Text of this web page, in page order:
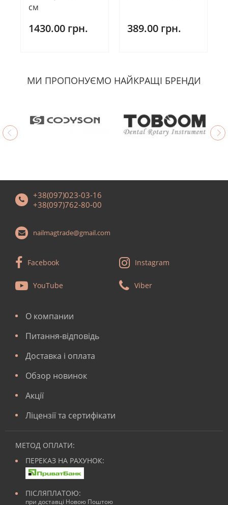
см
1430.00 грн. 389.00 грн.
МИ ПРОПОНУЄМО НАЙКРАЩІ БРЕНДИ
+38(097)023-03-16
+38(097)762-80-00
nailmagtrade@gmail.com
Facebook Instagram
YouTube Viber
О компании
Питання-відповідь
Доставка і оплата
Обзор новинок
Акції
Ліцензії та сертифікати
МЕТОД ОПЛАТИ:
ПЕРЕКАЗ НА РАХУНОК:
ПІСЛЯПЛАТОЮ:
при доставці Новою Поштою